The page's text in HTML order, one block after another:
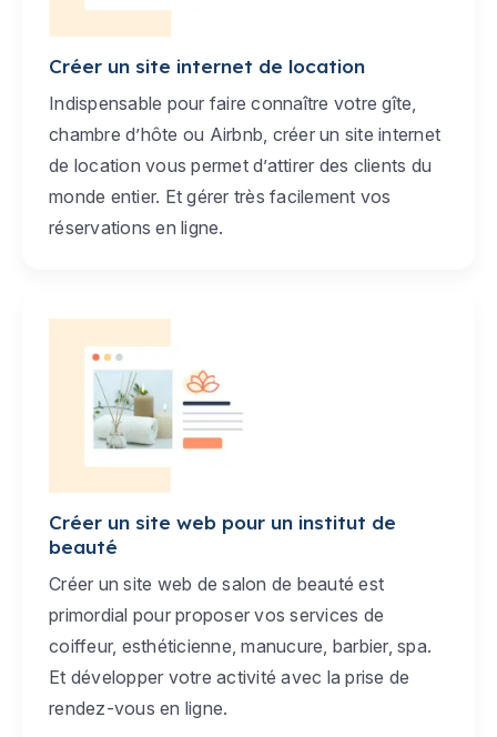
Créer un site internet de location
Indispensable pour faire connaître votre gîte,
chambre d’hôte ou Airbnb, créer un site internet
de location vous permet d’attirer des clients du
monde entier. Et gérer très facilement vos
réservations en ligne.
Créer un site web pour un institut de
beauté
Créer un site web de salon de beauté est
primordial pour proposer vos services de
coiffeur, esthéticienne, manucure, barbier, spa.
Et développer votre activité avec la prise de
rendez-vous en ligne.